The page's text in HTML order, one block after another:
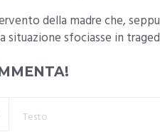
della madre che,
situazione sfociasse in